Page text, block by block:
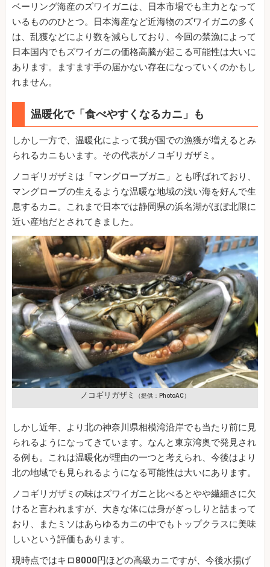
ベーリング海産のズワイガニは、日本市場でも主力となって
いるもののひとつ。日本海産など近海物のズワイガニの多く
は、乱獲などにより数を減らしており、今回の禁漁によって
日本国内でもズワイガニの価格高騰が起こる可能性は大いに
あります。ますます手の届かない存在になっていくのかもし
れません。
温暖化で「食べやすくなるカニ」も
しかし一方で、温暖化によって我が国での漁獲が増えるとみ
られるカニもいます。その代表がノコギリガザミ。
ノコギリガザミは「マングローブガニ」とも呼ばれており、
マングローブの生えるような温暖な地域の浅い海を好んで生
息するカニ。これまで日本では静岡県の浜名湖がほぼ北限に
近い産地だとされてきました。
ノコギリガザミ （提供：PhotoAC）
しかし近年、より北の神奈川県相模湾沿岸でも当たり前に見
られるようになってきています。なんと東京湾奥で発見され
る例も。これは温暖化が理由の一つと考えられ、今後はより
北の地域でも見られるようになる可能性は大いにあります。
ノコギリガザミの味はズワイガニと比べるとやや繊細さに欠
けると言われますが、大きな体には身がぎっしりと詰まって
おり、またミソはあらゆるカニの中でもトップクラスに美味
しいという評価もあります。
現時点ではキロ8000円ほどの高級カニですが、今後水揚げ